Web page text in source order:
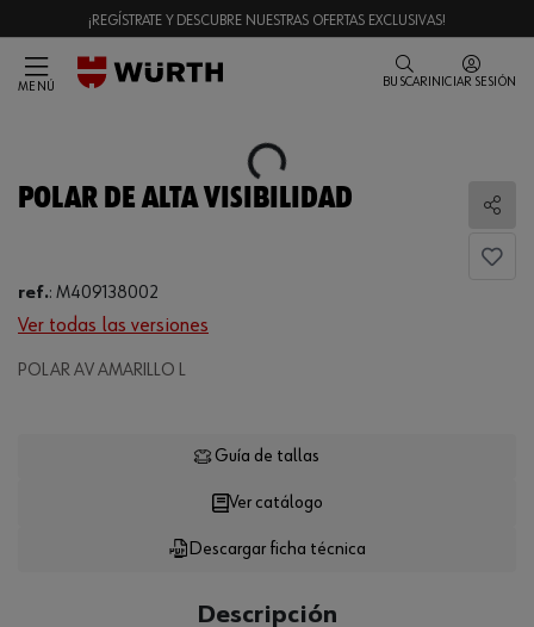
¡REGÍSTRATE Y DESCUBRE NUESTRAS OFERTAS EXCLUSIVAS!
MENÚ BUSCAR INICIAR SESIÓN
Loading...
POLAR DE ALTA VISIBILIDAD
ref.: M409138002
Ver todas las versiones
POLAR AV AMARILLO L
Loading...
Descargar ficha técnica
Ver catálogo
Guía de tallas
Descripción